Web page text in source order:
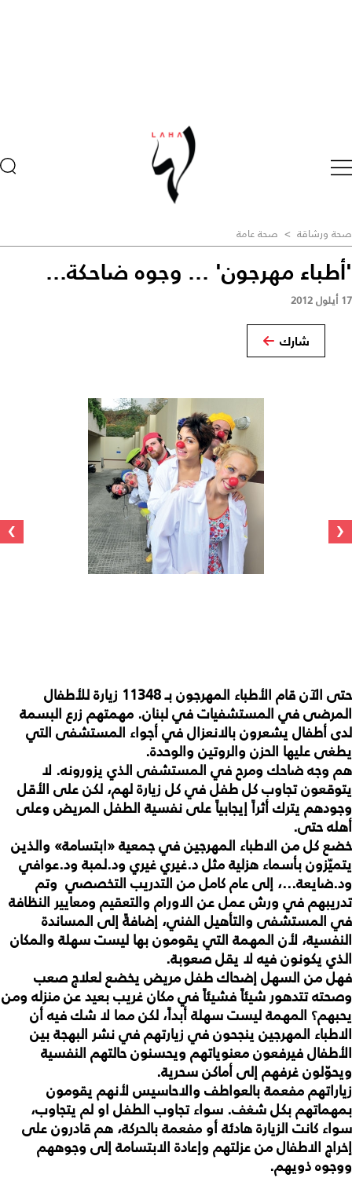
صحة ورشاقة > صحة عامة
'أطباء مهرجون' ... وجوه ضاحكة...
17 أيلول 2012
شارك
‹
›
حتى الآن قام الأطباء المهرجون بـ 11348 زيارة للأطفال
المرضى في المستشفيات في لبنان. مهمتهم زرع البسمة
لدى أطفال يشعرون بالانعزال في أجواء المستشفى التي
يطغى عليها الحزن والروتين والوحدة.
هم وجه ضاحك ومرح في المستشفى الذي يزورونه. لا
يتوقعون تجاوب كل طفل في كل زيارة لهم، لكن على الأقل
وجودهم يترك أثراً إيجابياً على نفسية الطفل المريض وعلى
أهله حتى.
خضع كل من الاطباء المهرجين في جمعية «ابتسامة» والذين
يتميّزون بأسماء هزلية مثل د.غيري غيري ود.لمبة ود.عوافي
ود.ضايعة...، إلى عام كامل من التدريب التخصصي وتم
تدريبهم في ورش عمل عن الاورام والتعقيم ومعايير النظافة
في المستشفى والتأهيل الفني، إضافةً إلى المساندة
النفسية، لأن المهمة التي يقومون بها ليست سهلة والمكان
الذي يكونون فيه لا يقل صعوبة.
فهل من السهل إضحاك طفل مريض يخضع لعلاج صعب
وصحته تتدهور شيئاً فشيئاً في مكان غريب بعيد عن منزله ومن
يحبهم؟ المهمة ليست سهلة أبداً، لكن مما لا شك فيه أن
الاطباء المهرجين ينجحون في زيارتهم في نشر البهجة بين
الأطفال فيرفعون معنوياتهم ويحسنون حالتهم النفسية
ويحوّلون غرفهم إلى أماكن سحرية.
زياراتهم مفعمة بالعواطف والاحاسيس لأنهم يقومون
بمهماتهم بكل شغف. سواء تجاوب الطفل او لم يتجاوب،
سواء كانت الزيارة هادئة أو مفعمة بالحركة، هم قادرون على
إخراج الاطفال من عزلتهم وإعادة الابتسامة إلى وجوههم
ووجوه ذويهم.